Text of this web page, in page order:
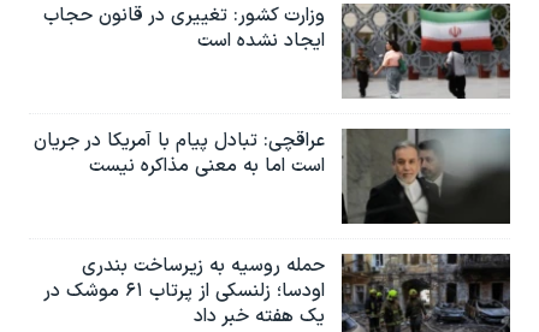
وزارت کشور: تغییری در قانون حجاب
ایجاد نشده است
عراقچی: تبادل پیام با آمریکا در جریان
است اما به معنی مذاکره نیست
حمله روسیه به زیرساخت بندری
اودسا؛ زلنسکی از پرتاب ۶۱ موشک در
یک هفته خبر داد